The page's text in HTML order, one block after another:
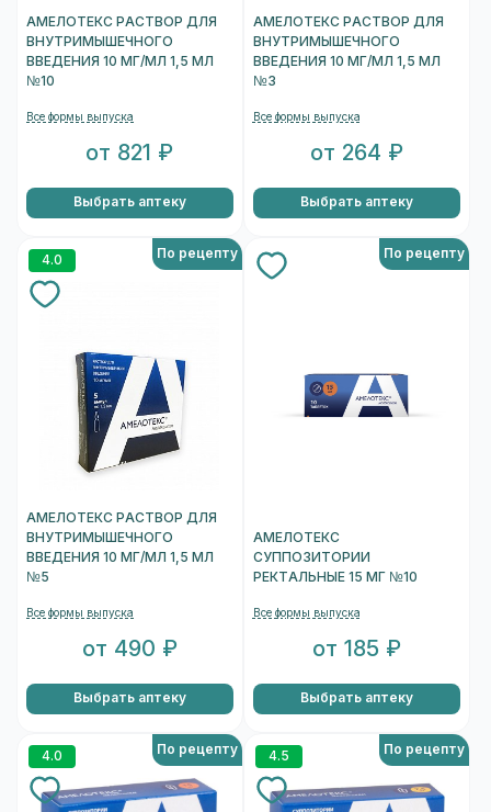
АМЕЛОТЕКС РАСТВОР ДЛЯ
ВНУТРИМЫШЕЧНОГО
ВВЕДЕНИЯ 10 МГ/МЛ 1,5 МЛ
№10
Все формы выпуска
от 821 ₽
Выбрать аптеку
АМЕЛОТЕКС РАСТВОР ДЛЯ
ВНУТРИМЫШЕЧНОГО
ВВЕДЕНИЯ 10 МГ/МЛ 1,5 МЛ
№3
Все формы выпуска
от 264 ₽
Выбрать аптеку
4.0 По рецепту
АМЕЛОТЕКС РАСТВОР ДЛЯ
ВНУТРИМЫШЕЧНОГО
ВВЕДЕНИЯ 10 МГ/МЛ 1,5 МЛ
№5
Все формы выпуска
от 490 ₽
Выбрать аптеку
По рецепту
АМЕЛОТЕКС
СУППОЗИТОРИИ
РЕКТАЛЬНЫЕ 15 МГ №10
Все формы выпуска
от 185 ₽
Выбрать аптеку
4.0 По рецепту 4.5 По рецепту